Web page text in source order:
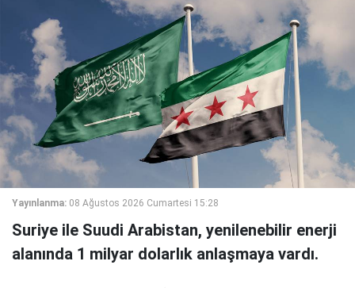
Yayınlanma: 08 Ağustos 2026 Cumartesi 15:28
Suriye ile Suudi Arabistan, yenilenebilir enerji
alanında 1 milyar dolarlık anlaşmaya vardı.